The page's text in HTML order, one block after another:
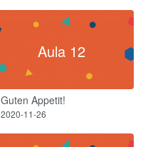
Aula 12
Guten Appetit!​
2020-11-26